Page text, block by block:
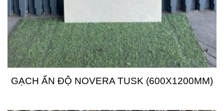
GẠCH ẤN ĐỘ NOVERA TUSK (600X1200MM)